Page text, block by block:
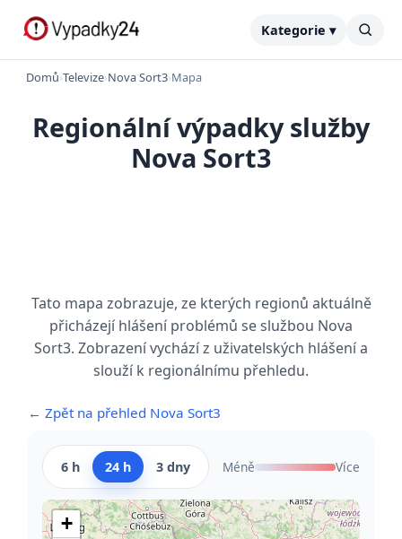
Kategorie ▾
Domů›Televize›Nova Sort3›Mapa
Regionální výpadky služby
Nova Sort3
Tato mapa zobrazuje, ze kterých regionů aktuálně
přicházejí hlášení problémů se službou Nova
Sort3. Zobrazení vychází z uživatelských hlášení a
slouží k regionálnímu přehledu.
← Zpět na přehled Nova Sort3
6 h 24 h 3 dny Méně Více
+